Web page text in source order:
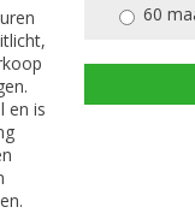
en is
60